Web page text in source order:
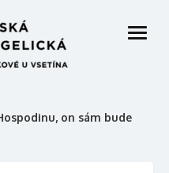
on sám bude
open